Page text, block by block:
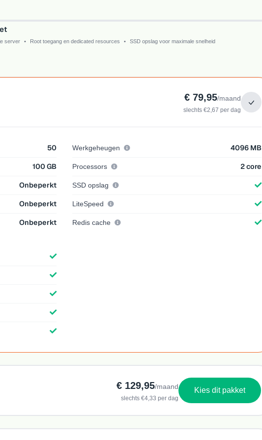
server • Root toegang en dedicated resources • SSD opslag voor maximale snelheid
€ 79,95/maand
slechts €2,67 per dag
50
100 GB
Onbeperkt
Onbeperkt
Onbeperkt
Werkgeheugen 4096 MB
Processors 2 core
SSD opslag
LiteSpeed
Redis cache
€ 129,95/maand
slechts €4,33 per dag
Kies dit pakket